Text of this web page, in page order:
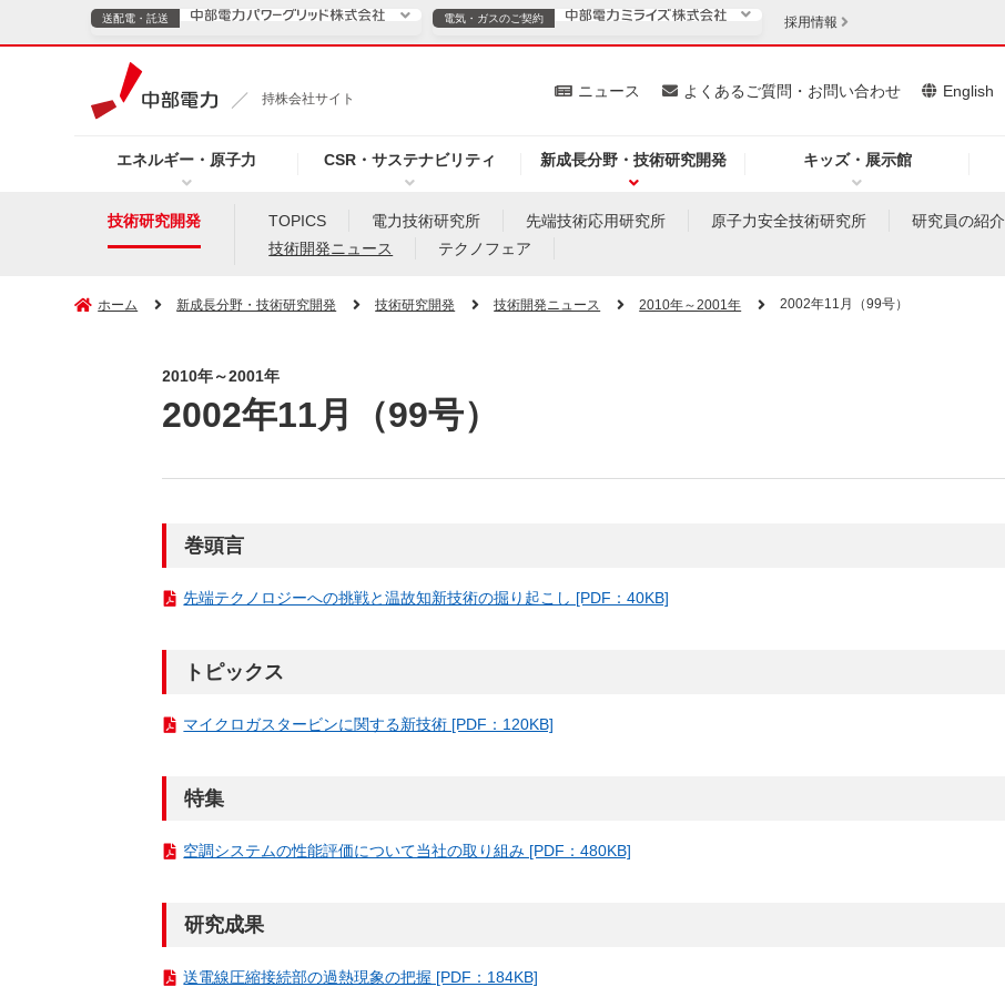
持株会社サイト
エネルギー・原子力 CSR・サステナビリティ 新成長分野・技術研究開発 キッズ・展示館
ニュース よくあるご質問・お問い合わせ English
送配電・託送 電気・ガスのご契約
電気・ガスのご契約
（新しいウィンドウを開きます）
お知らせ（新しいウィンドウを開きます）
よくあるご質問・お問い合わせ
採用情報
技術研究開発 TOPICS 電力技術研究所 先端技術応用研究所 原子力安全技術研究所 研究員の紹介
技術開発ニュース
テクノフェア
ホーム 新成長分野・技術研究開発 技術研究開発 技術開発ニュース 2010年～2001年 2002年11月（99号）
2010年～2001年
2002年11月（99号）
巻頭言
先端テクノロジーへの挑戦と温故知新技術の掘り起こし [PDF：40KB]
トピックス
マイクロガスタービンに関する新技術 [PDF：120KB]
特集
空調システムの性能評価について当社の取り組み [PDF：480KB]
研究成果
送電線圧縮接続部の過熱現象の把握 [PDF：184KB]